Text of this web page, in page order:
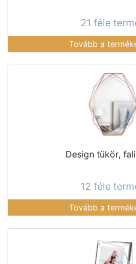
21 féle
Tovább a
Design tükör,
12 féle
Tovább a